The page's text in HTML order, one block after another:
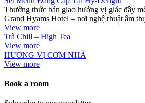
Thưởng thức bản giao hưởng vị giác đầy
Grand Hyams Hotel – nơi nghệ thuật ẩm
View more
Trà Chill – High Tea
View more
HƯƠNG VỊ CƠM NHÀ
View more
Book a room